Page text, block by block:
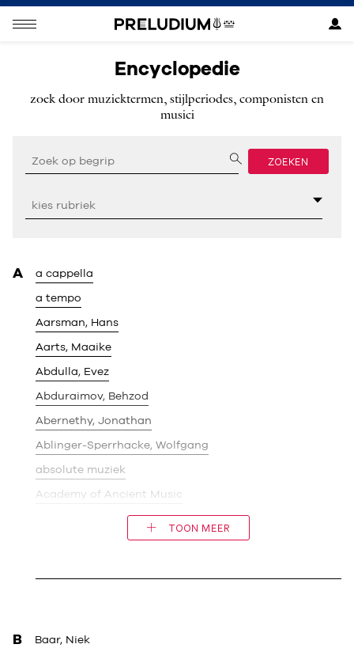
Encyclopedie
zoek door muziektermen, stijlperiodes, componisten en
musici
ZOEKEN
A a cappella
a tempo
Aarsman, Hans
Aarts, Maaike
Abdulla, Evez
Abduraimov, Behzod
Abernethy, Jonathan
Ablinger-Sperrhacke, Wolfgang
absolute muziek
Academy of Ancient Music
TOON MEER
B Baar, Niek